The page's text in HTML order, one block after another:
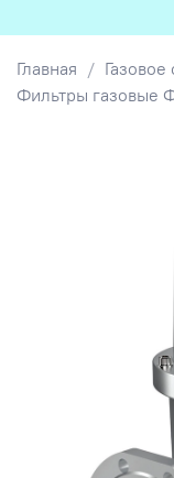
Главная
Фильтры газовые